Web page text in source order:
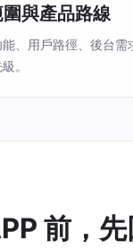
與產品路線
、用戶路徑、後台需
。
前，